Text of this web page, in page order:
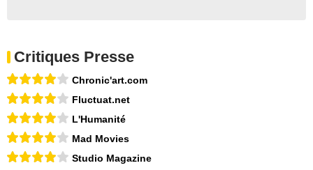
Critiques Presse
Chronic'art.com
Fluctuat.net
L'Humanité
Mad Movies
Studio Magazine